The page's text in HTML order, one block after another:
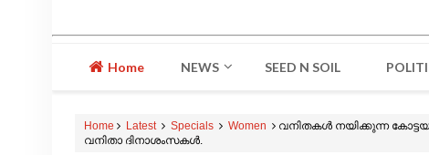
Home NEWS SEED N SOIL
Home Latest Specials Women
വനിതകൾ നയിക്കുന്ന
വനിതാ ദിനാശംസകൾ.